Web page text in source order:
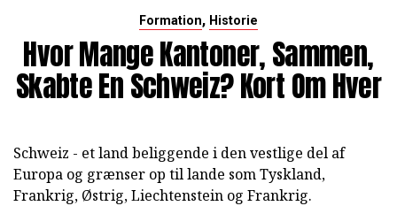
Formation, Historie
Hvor Mange Kantoner, Sammen,
Skabte En Schweiz? Kort Om Hver
Schweiz - et land beliggende i den vestlige del af
Europa og grænser op til lande som Tyskland,
Frankrig, Østrig, Liechtenstein og Frankrig.